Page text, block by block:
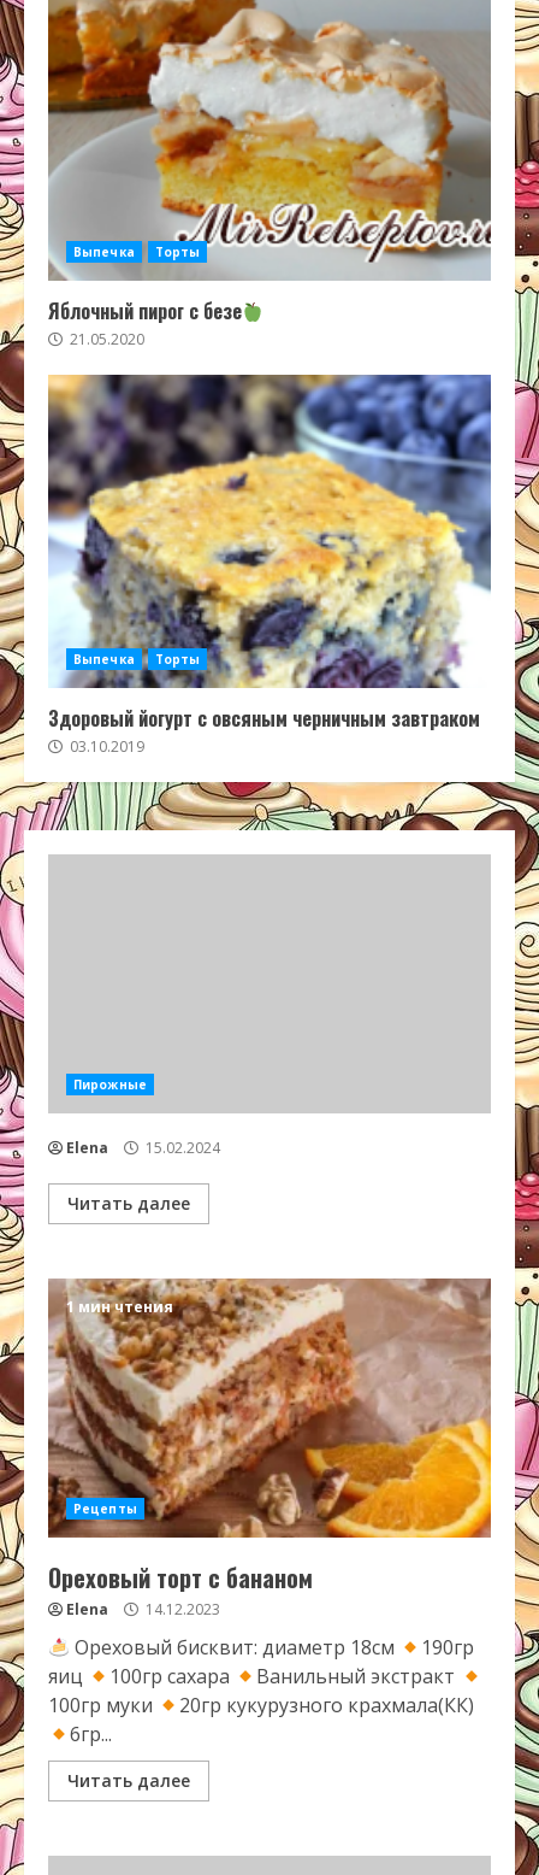
Выпечка Торты
Яблочный пирог с безе
21.05.2020
Выпечка Торты
Здоровый йогурт с овсяным черничным завтраком
03.10.2019
Пирожные
Elena 15.02.2024
Читать далее
1 мин чтения
Рецепты
Ореховый торт с бананом
Elena 14.12.2023
Ореховый бисквит: диаметр 18см
190гр
яиц
100гр сахара
Ванильный экстракт
100гр муки
20гр кукурузного крахмала(КК)
6гр...
Читать далее